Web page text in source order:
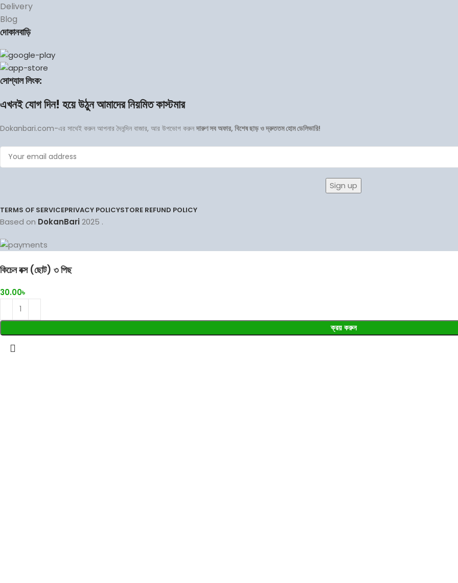
Delivery
Blog
দোকানবাড়ি
সোশ্যাল লিংক:
এখনই যোগ দিন! হয়ে উঠুন আমাদের নিয়মিত কাস্টমার
Dokanbari.com-এর সাথেই করুন আপনার দৈনন্দিন বাজার, আর উপভোগ করুনদারুণ সব অফার, বিশেষ ছাড় ও দ্রুততম হোম ডেলিভারি!
TERMS OF SERVICEPRIVACY POLICYSTORE REFUND POLICY
Based on DokanBari2025 .
কিচেন বক্স (ছোট) ৩ পিছ
30.00৳
ক্রয় করুন